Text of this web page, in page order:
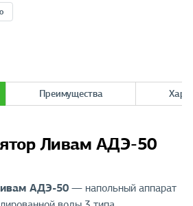
Преимущества
Ливам АДЭ-50
АДЭ-50 — напольный аппарат